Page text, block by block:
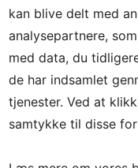
kan blive delt med
analysepartnere,
med data, du
de har indsamlet
tjenester. Ved at
samtykke til disse